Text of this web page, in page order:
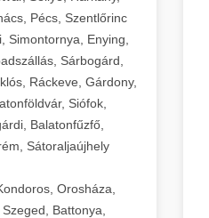
Pécs, Szentlőrinc
Simontornya, Enying,
Sárbogárd,
Ráckeve, Gárdony,
Siófok,
Balatonfűzfő,
Sátoraljaújhely
Orosháza,
Battonya,